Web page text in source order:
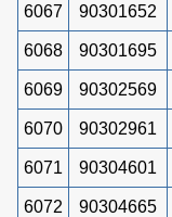
6067 90301652
6068 90301695
6069 90302569
6070 90302961
6071 90304601
6072 90304665